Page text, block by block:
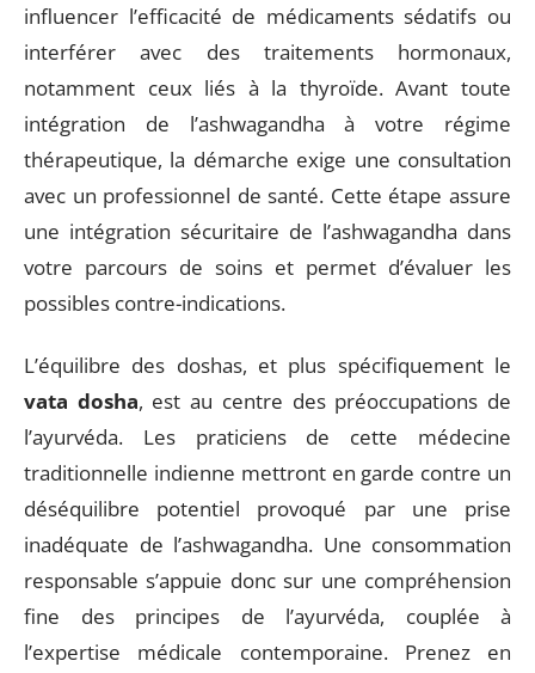
influencer l’efficacité de médicaments sédatifs ou
interférer avec des traitements hormonaux,
notamment ceux liés à la thyroïde. Avant toute
intégration de l’ashwagandha à votre régime
thérapeutique, la démarche exige une consultation
avec un professionnel de santé. Cette étape assure
une intégration sécuritaire de l’ashwagandha dans
votre parcours de soins et permet d’évaluer les
possibles contre-indications.
L’équilibre des doshas, et plus spécifiquement le
vata dosha, est au centre des préoccupations de
l’ayurvéda. Les praticiens de cette médecine
traditionnelle indienne mettront en garde contre un
déséquilibre potentiel provoqué par une prise
inadéquate de l’ashwagandha. Une consommation
responsable s’appuie donc sur une compréhension
fine des principes de l’ayurvéda, couplée à
l’expertise médicale contemporaine. Prenez en